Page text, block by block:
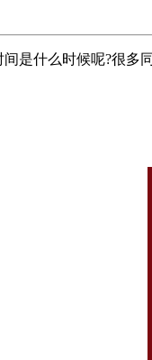
什么时候呢?很多